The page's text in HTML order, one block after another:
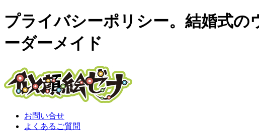
プライバシーポリシー。結婚式
ーダーメイド
お問い合せ
よくあるご質問